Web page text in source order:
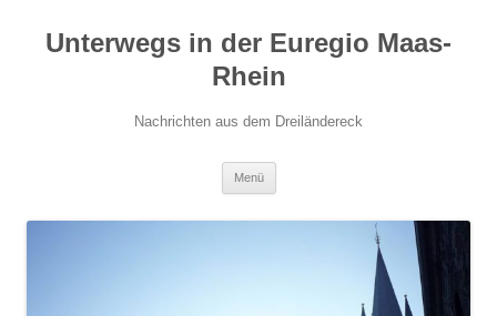
springen
Unterwegs in der Euregio Maas-
Rhein
Nachrichten aus dem Dreiländereck
Menü